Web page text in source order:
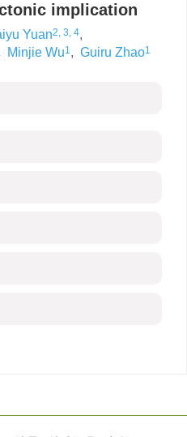
implication
Yuan2, 3, 4,
Minjie Wu1, Guiru Zhao1